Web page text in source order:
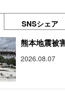
SNSシェア
熊本地震被
2026.08.07